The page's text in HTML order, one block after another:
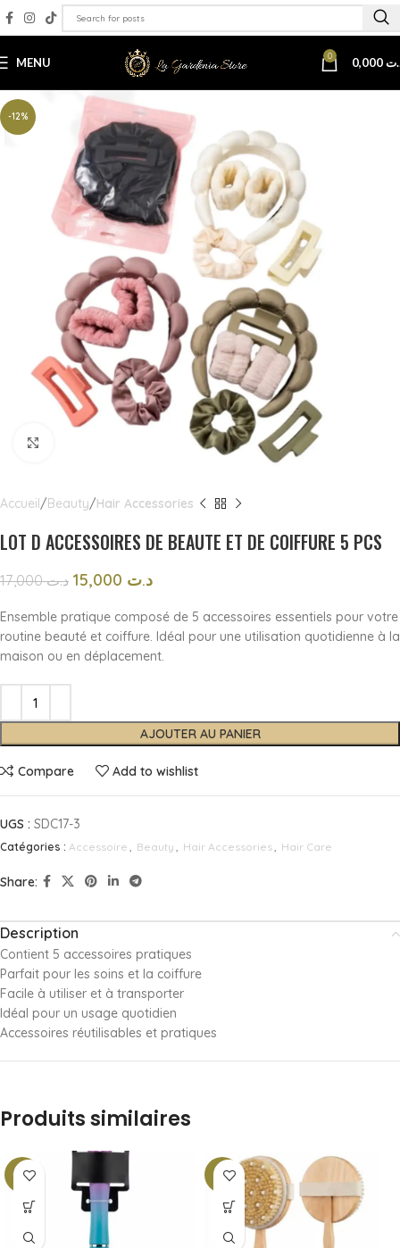
MENU 0
-12%
Accueil Beauty Hair Accessories
LOT D ACCESSOIRES DE BEAUTE ET DE COIFFURE 5 PCS
د.ت17,000 د.ت
Ensemble pratique composé de 5 accessoires essentiels pour votre
routine beauté et coiffure. Idéal pour une utilisation quotidienne à la
maison ou en déplacement.
AJOUTER AU PANIER
Compare Add to wishlist
UGS : SDC17-3
Catégories : Accessoire , Beauty , Hair Accessories, Hair Care
Share:
Description
Contient 5 accessoires pratiques
Parfait pour les soins et la coiffure
Facile à utiliser et à transporter
Idéal pour un usage quotidien
Accessoires réutilisables et pratiques
Produits similaires
-13% -9%